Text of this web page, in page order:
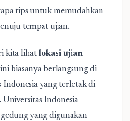
tips untuk memudahkan
tempat ujian.
kita lihat lokasi ujian
biasanya berlangsung di
Indonesia yang terletak di
Universitas Indonesia
yang digunakan